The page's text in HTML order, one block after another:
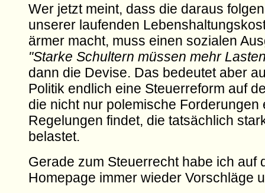
Wer jetzt meint, dass die daraus
unserer laufenden
ärmer macht, muss einen sozialen
"Starke Schultern müssen mehr
dann die Devise. Das bedeutet aber
Politik endlich eine Steuerreform auf
die nicht nur polemische Forderungen
Regelungen findet, die tatsächlich
belastet.
Gerade zum Steuerrecht habe ich auf
Homepage immer wieder Vorschläge